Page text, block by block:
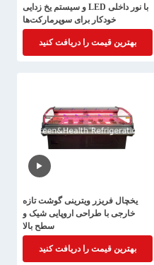
با نور داخلی LED و سیستم یخ زدایی
خودکار برای سوپرمارکت‌ها
بهترین قیمت را دریافت کنید
یخچال فریزر ویترینی گوشت تازه
خارجی با طراحی اروپایی شیک و
سطح بالا
بهترین قیمت را دریافت کنید